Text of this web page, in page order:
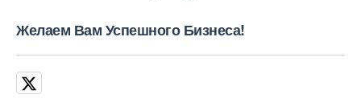
Желаем Вам Успешного Бизнеса!